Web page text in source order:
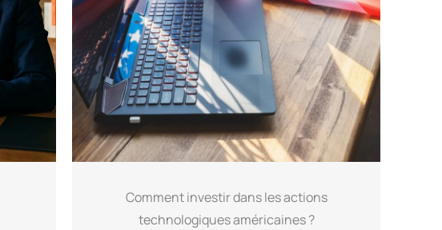
Comment investir dans les actions
technologiques américaines ?